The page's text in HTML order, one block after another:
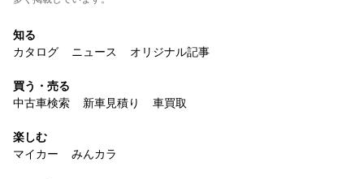
知る
カタログ
ニュース オリジナル記事
買う・売る
中古車検索
新車見積り 車買取
楽しむ
マイカー
みんカラ